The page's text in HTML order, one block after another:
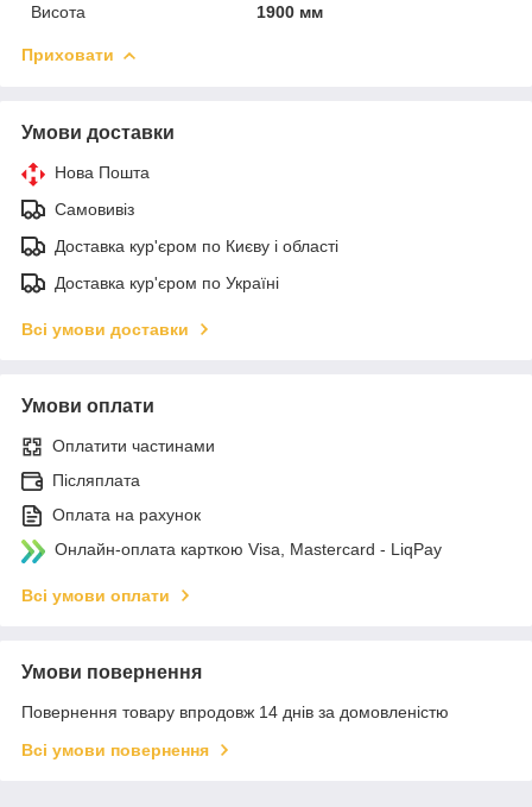
Висота
1900 мм
Приховати
Умови доставки
Нова Пошта
Самовивіз
Доставка кур'єром по Києву і області
Доставка кур'єром по Україні
Всі умови доставки
Умови оплати
Оплатити частинами
Післяплата
Оплата на рахунок
Онлайн-оплата карткою Visa, Mastercard - LiqPay
Всі умови оплати
Умови повернення
Повернення товару впродовж 14 днів за домовленістю
Всі умови повернення